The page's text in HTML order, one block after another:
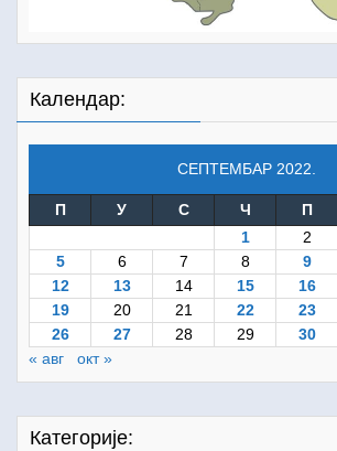
Календар:
СЕПТЕМБАР 2022.
П У С Ч П
1
2
5
6 7 8 9
12
13 14 15 16
19
20 21 22 23
26
27 28 29
30
« авг
окт »
Категорије: